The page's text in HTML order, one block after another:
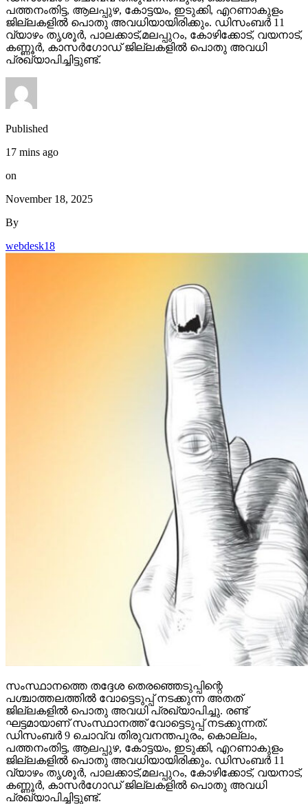
പത്തനംതിട്ട, ആലപ്പുഴ, കോട്ടയം, ഇടുക്കി, എറണാകുളം
ജില്ലകളില്‍ പൊതു അവധിയായിരിക്കും. ഡിസംബര്‍ 11
വ്യാഴം തൃശൂര്‍, പാലക്കാട്,മലപ്പുറം, കോഴിക്കോട്, വയനാട്,
കണ്ണൂര്‍, കാസര്‍ഗോഡ് ജില്ലകളില്‍ പൊതു അവധി
പ്രഖ്യാപിച്ചിട്ടുണ്ട്.
Published
17 mins ago
on
November 18, 2025
By
webdesk18
സംസ്ഥാനത്തെ തദ്ദേശ തെരഞ്ഞെടുപ്പിന്റെ
പശ്ചാത്തലത്തില്‍ വോട്ടെടുപ്പ് നടക്കുന്ന അതത്
ജില്ലകളില്‍ പൊതു അവധി പ്രഖ്യാപിച്ചു. രണ്ട്
ഘട്ടമായാണ് സംസ്ഥാനത്ത് വോട്ടെടുപ്പ് നടക്കുന്നത്.
ഡിസംബര്‍ 9 ചൊവ്വ തിരുവനന്തപുരം, കൊല്ലം,
പത്തനംതിട്ട, ആലപ്പുഴ, കോട്ടയം, ഇടുക്കി, എറണാകുളം
ജില്ലകളില്‍ പൊതു അവധിയായിരിക്കും. ഡിസംബര്‍ 11
വ്യാഴം തൃശൂര്‍, പാലക്കാട്,മലപ്പുറം, കോഴിക്കോട്, വയനാട്,
കണ്ണൂര്‍, കാസര്‍ഗോഡ് ജില്ലകളില്‍ പൊതു അവധി
പ്രഖ്യാപിച്ചിട്ടുണ്ട്.